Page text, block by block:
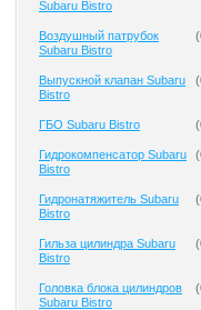
Subaru Bistro
Воздушный патрубок
Subaru Bistro
(
Выпускной клапан Subaru
Bistro
(
ГБО Subaru Bistro (
Гидрокомпенсатор Subaru
Bistro
(
Гидронатяжитель Subaru
Bistro
(
Гильза цилиндра Subaru
Bistro
(
Головка блока цилиндров
Subaru Bistro
(